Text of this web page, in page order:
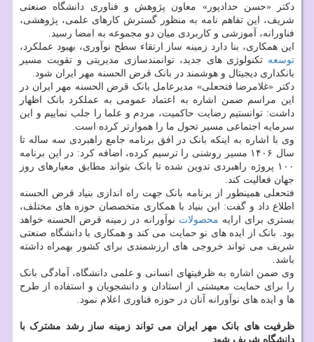
دکتر «حسن حدادپور» معاون پژوهش و فناوری دانشگاه صنعتی
شریف، این تفاهم نامه به منظور گسترش کارهای علمی، پژوهشی،
فناورانه، آموزشی و کاربردی میان دو مجموعه به امضا رسید.
این همکاری، بنا دارد زمینه ساز ارتقاء سطح نوآوری، بهبود عملکرد،
توسعه تکنولوژی های جدید، توانمندسازی مدیریتی و تقویت مسیر
بانکداری دیجیتال و هوشمند در بانک قرض الحسنه مهر ایران شود.
دکتر «غلامرضا فتحعلی» مدیرعامل بانک قرض الحسنه مهر ایران در
این مراسم ضمن اشاره به اعتماد عمومی به عملکرد بانک اظهار
داشت: توانستیم رضایت حاکمیت، مردم و علما را جلب نماییم و این
سرمایه اجتماعی مسیر تحول ما را هموارتر کرده است.
وی با اشاره به اینکه بانک در افق برنامه جامع راهبردی سه ساله تا
سال ۱۴۰۶ مسیر روشنی را ترسیم کرده، اضافه کرد: در این برنامه
۱۰۰ پروژه راهبردی تدوین شده تا بانک بتواند مطابق معیارهای روز
جهان فعالیت کند.
فتحعلی همینطور از برنامه بانک جهت راه اندازی بنیاد قرض الحسنه
اطلاع داد و گفت: این بنیاد با همکاری متخصصان حوزه های مختلف،
بستری برای ارایه محصولات نوآورانه در زمینه قرض الحسنه خواهد
بود. بانک از ایده های نو حمایت می کند و همکاری با دانشگاه صنعتی
شریف می تواند خروجی های ارزشمندی برای کشور بهمراه داشته
باشد.
وی ضمن اشاره به ظرفیتهای انسانی و علمی دانشگاه، آمادگی بانک
را برای حمایت معیشتی از استادان و دانشجویان و استفاده از طرح
ها و ایده های نوآورانه آنان در حوزه فناوری اعلام نمود.
ظرفیت های بانک مهر ایران می تواند زمینه ساز رشد مشترک با
دانشگاه شریف شود